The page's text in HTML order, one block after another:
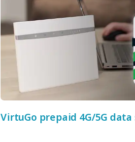
VirtuGo prepaid 4G/5G